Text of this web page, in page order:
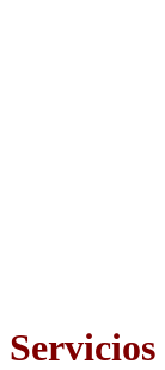
Servicios